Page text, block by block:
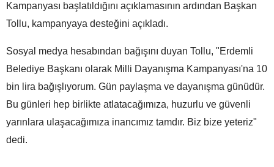
Kampanyası başlatıldığını açıklamasının ardından Başkan
Tollu, kampanyaya desteğini açıkladı.
Sosyal medya hesabından bağışını duyan Tollu, "Erdemli
Belediye Başkanı olarak Milli Dayanışma Kampanyası'na 10
bin lira bağışlıyorum. Gün paylaşma ve dayanışma günüdür.
Bu günleri hep birlikte atlatacağımıza, huzurlu ve güvenli
yarınlara ulaşacağımıza inancımız tamdır. Biz bize yeteriz"
dedi.